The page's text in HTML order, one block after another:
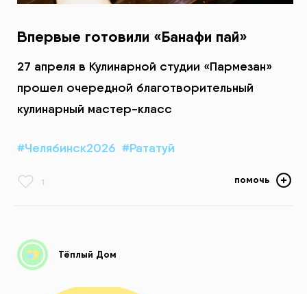
Впервые готовили «Банафи пай»
27 апреля в Кулинарной студии «Пармезан»
прошел очередной благотворительный
кулинарный мастер-класс
#Челябинск2026 #Рататуй
1 помочь
Тёплый Дом